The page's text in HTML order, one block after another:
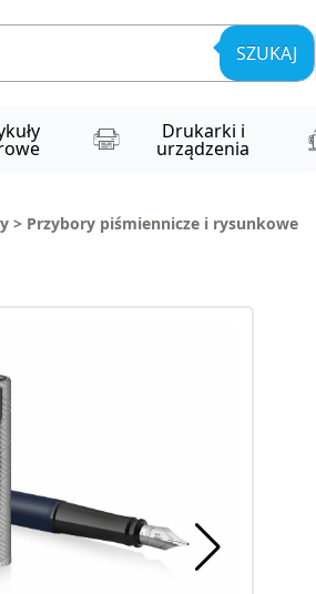
SZUKAJ
Drukarki i
urządzenia
> Przybory piśmiennicze i rysunkowe